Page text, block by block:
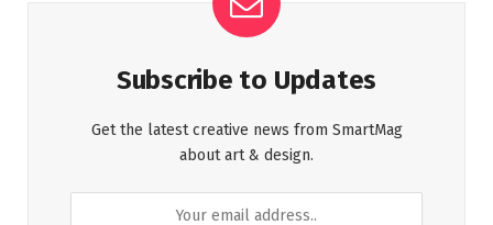
Subscribe to Updates
Get the latest creative news from SmartMag
about art & design.